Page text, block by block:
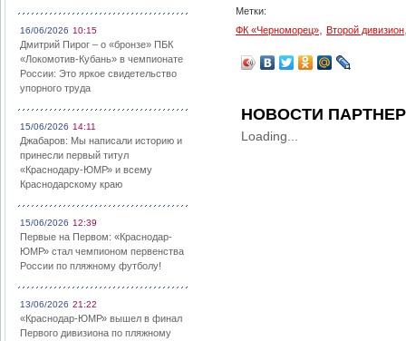
16/06/2026 10:15
Дмитрий Пирог – о «бронзе» ПБК
«Локомотив-Кубань» в чемпионате
России: Это яркое свидетельство
упорного труда
15/06/2026 14:11
Джабаров: Мы написали историю и
принесли первый титул
«Краснодару-ЮМР» и всему
Краснодарскому краю
15/06/2026 12:39
Первые на Первом: «Краснодар-
ЮМР» стал чемпионом первенства
России по пляжному футболу!
13/06/2026 21:22
«Краснодар-ЮМР» вышел в финал
Первого дивизиона по пляжному
Метки:
ФК «Черноморец»
Второй дивизион
НОВОСТИ
Loading...